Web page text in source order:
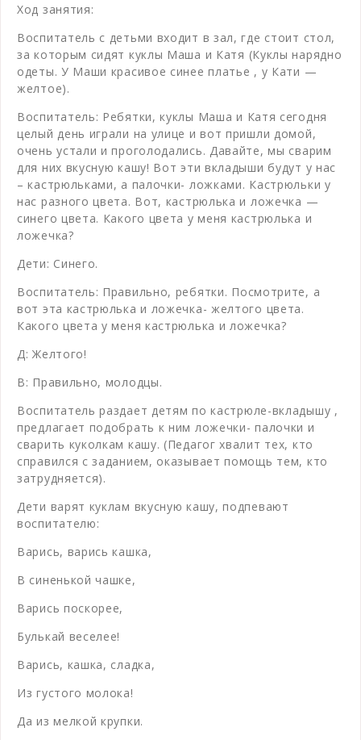
Ход занятия:
Воспитатель с детьми входит в зал, где стоит стол,
за которым сидят куклы Маша и Катя (Куклы нарядно
одеты. У Маши красивое синее платье , у Кати —
желтое).
Воспитатель: Ребятки, куклы Маша и Катя сегодня
целый день играли на улице и вот пришли домой,
очень устали и проголодались. Давайте, мы сварим
для них вкусную кашу! Вот эти вкладыши будут у нас
– кастрюльками, а палочки- ложками. Кастрюльки у
нас разного цвета. Вот, кастрюлька и ложечка —
синего цвета. Какого цвета у меня кастрюлька и
ложечка?
Дети: Синего.
Воспитатель: Правильно, ребятки. Посмотрите, а
вот эта кастрюлька и ложечка- желтого цвета.
Какого цвета у меня кастрюлька и ложечка?
Д: Желтого!
В: Правильно, молодцы.
Воспитатель раздает детям по кастрюле-вкладышу ,
предлагает подобрать к ним ложечки- палочки и
сварить куколкам кашу. (Педагог хвалит тех, кто
справился с заданием, оказывает помощь тем, кто
затрудняется).
Дети варят куклам вкусную кашу, подпевают
воспитателю:
Варись, варись кашка,
В синенькой чашке,
Варись поскорее,
Булькай веселее!
Варись, кашка, сладка,
Из густого молока!
Да из мелкой крупки.